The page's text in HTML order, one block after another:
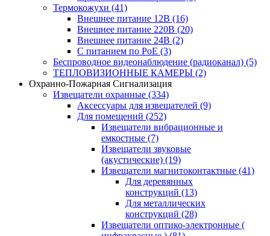
Термокожухи (41)
Внешнее питание 12В (16)
Внешнее питание 220В (20)
Внешнее питание 24В (2)
С питанием по PoE (3)
Беспроводное видеонаблюдение (радиоканал) (5)
ТЕПЛОВИЗИОННЫЕ КАМЕРЫ (2)
Охранно-Пожарная Сигнализация
Извещатели охранные (334)
Аксессуары для извещателей (9)
Для помещений (252)
Извещатели вибрационные и
емкостные (7)
Извещатели звуковые
(акустические) (19)
Извещатели магнитоконтактные (41)
Для деревянных
конструкций (13)
Для металлических
конструкций (28)
Извещатели оптико-электронные (